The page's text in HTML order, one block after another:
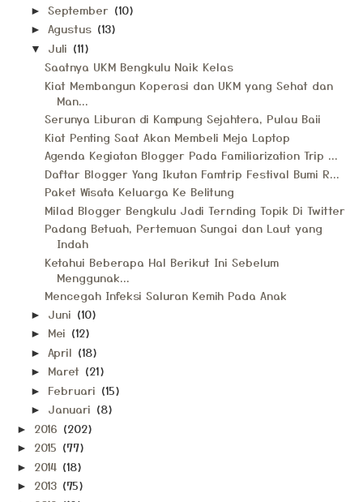
► September (10)
► Agustus (13)
▼ Juli (11)
Saatnya UKM Bengkulu Naik Kelas
Kiat Membangun Koperasi dan UKM yang Sehat dan
Man...
Serunya Liburan di Kampung Sejahtera, Pulau Baii
Kiat Penting Saat Akan Membeli Meja Laptop
Agenda Kegiatan Blogger Pada Familiarization Trip ...
Daftar Blogger Yang Ikutan Famtrip Festival Bumi R...
Paket Wisata Keluarga Ke Belitung
Milad Blogger Bengkulu Jadi Ternding Topik Di Twitter
Padang Betuah, Pertemuan Sungai dan Laut yang
Indah
Ketahui Beberapa Hal Berikut Ini Sebelum
Menggunak...
Mencegah Infeksi Saluran Kemih Pada Anak
► Juni (10)
► Mei (12)
► April (18)
► Maret (21)
► Februari (15)
► Januari (8)
► 2016 (202)
► 2015 (77)
► 2014 (18)
► 2013 (75)